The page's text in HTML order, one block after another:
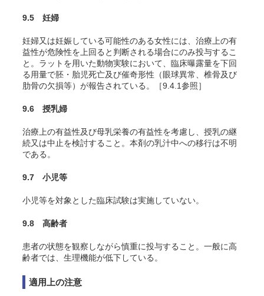
9.5 妊婦
妊婦又は妊娠している可能性のある女性には、治療上の有
益性が危険性を上回ると判断される場合にのみ投与するこ
と。ラットを用いた動物実験において、臨床曝露量を下回
る用量で胚・胎児死亡及び催奇形性（眼球異常、椎骨及び
肋骨の欠損等）が報告されている。［9.4.1参照］
9.6 授乳婦
治療上の有益性及び母乳栄養の有益性を考慮し、授乳の継
続又は中止を検討すること。本剤の乳汁中への移行は不明
である。
9.7 小児等
小児等を対象とした臨床試験は実施していない。
9.8 高齢者
患者の状態を観察しながら慎重に投与すること。一般に高
齢者では、生理機能が低下している。
適用上の注意